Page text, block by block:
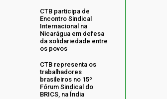
CTB participa de
Encontro Sindical
Internacional na
Nicarágua em defesa
da solidariedade entre
os povos
CTB representa os
trabalhadores
brasileiros no 15º
Fórum Sindical do
BRICS, na Índia